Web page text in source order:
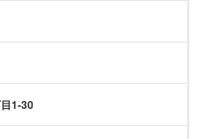
1-30